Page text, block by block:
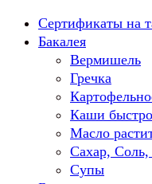
Перейти
содержанию
Сертификаты на
Бакалея
Вермишель
Гречка
Каши
Масло
Сахар,
Супы